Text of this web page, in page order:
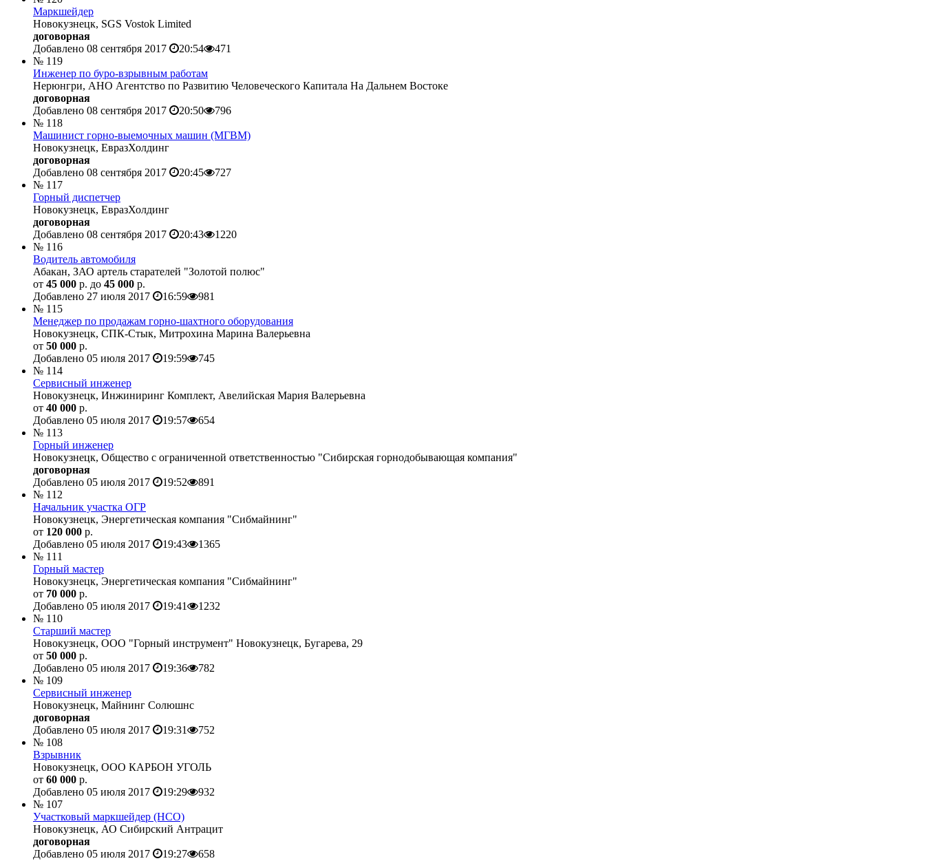
Маркшейдер
Новокузнецк, SGS Vostok Limited
договорная
Добавлено 08 сентября 2017
20:54
471
№ 119
Инженер по буро-взрывным работам
Нерюнгри, АНО Агентство по Развитию Человеческого Капитала На Дальнем Востоке
договорная
Добавлено 08 сентября 2017
20:50
796
№ 118
Машинист горно-выемочных машин (МГВМ)
Новокузнецк, ЕвразХолдинг
договорная
Добавлено 08 сентября 2017
20:45
727
№ 117
Горный диспетчер
Новокузнецк, ЕвразХолдинг
договорная
Добавлено 08 сентября 2017
20:43
1220
№ 116
Водитель автомобиля
Абакан, ЗАО артель старателей "Золотой полюс"
от 45 000 р. до 45 000 р.
Добавлено 27 июля 2017
16:59
981
№ 115
Менеджер по продажам горно-шахтного оборудования
Новокузнецк, СПК-Стык, Митрохина Марина Валерьевна
от 50 000 р.
Добавлено 05 июля 2017
19:59
745
№ 114
Сервисный инженер
Новокузнецк, Инжиниринг Комплект, Авелийская Мария Валерьевна
от 40 000 р.
Добавлено 05 июля 2017
19:57
654
№ 113
Горный инженер
Новокузнецк, Общество с ограниченной ответственностью "Сибирская горнодобывающая компания"
договорная
Добавлено 05 июля 2017
19:52
891
№ 112
Начальник участка ОГР
Новокузнецк, Энергетическая компания "Сибмайнинг"
от 120 000 р.
Добавлено 05 июля 2017
19:43
1365
№ 111
Горный мастер
Новокузнецк, Энергетическая компания "Сибмайнинг"
от 70 000 р.
Добавлено 05 июля 2017
19:41
1232
№ 110
Старший мастер
Новокузнецк, ООО "Горный инструмент" Новокузнецк, Бугарева, 29
от 50 000 р.
Добавлено 05 июля 2017
19:36
782
№ 109
Сервисный инженер
Новокузнецк, Майнинг Солюшнс
договорная
Добавлено 05 июля 2017
19:31
752
№ 108
Взрывник
Новокузнецк, ООО КАРБОН УГОЛЬ
от 60 000 р.
Добавлено 05 июля 2017
19:29
932
№ 107
Участковый маркшейдер (НСО)
Новокузнецк, АО Сибирский Антрацит
договорная
Добавлено 05 июля 2017
19:27
658